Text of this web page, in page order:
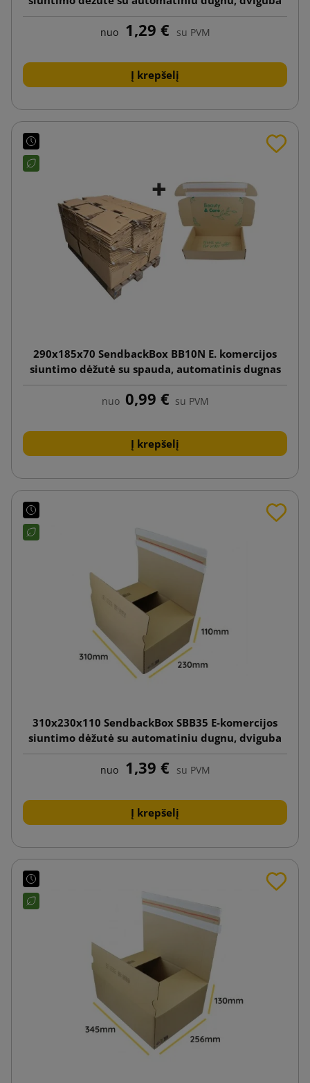
lipnia juostele ir plėšimo juostele
nuo 1,29 € su PVM
Į krepšelį
290x185x70 SendbackBox BB10N E. komercijos
siuntimo dėžutė su spauda, automatinis dugnas
nuo 0,99 € su PVM
Į krepšelį
310x230x110 SendbackBox SBB35 E-komercijos
siuntimo dėžutė su automatiniu dugnu, dviguba
lipnia juostele ir plėšimo juostele
nuo 1,39 € su PVM
Į krepšelį